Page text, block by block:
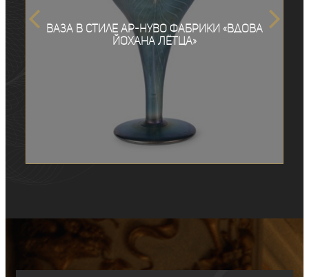
Ваза в стиле ар-нуво фабрики «Вдова
Йохана Лётца»